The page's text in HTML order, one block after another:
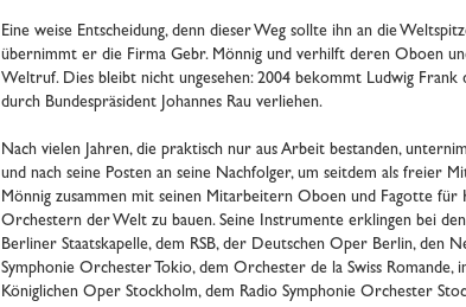
Eine weise Entscheidung, denn dieser Weg sollte ihn an die
übernimmt er die Firma Gebr. Mönnig und verhilft deren Oboen
Weltruf. Dies bleibt nicht ungesehen: 2004 bekommt Ludwig
durch Bundespräsident Johannes Rau verliehen.
Nach vielen Jahren, die praktisch nur aus Arbeit bestanden,
und nach seine Posten an seine Nachfolger, um seitdem als freier
Mönnig zusammen mit seinen Mitarbeitern Oboen und Fagotte für
Orchestern der Welt zu bauen. Seine Instrumente erklingen bei
Berliner Staatskapelle, dem RSB, der Deutschen Oper Berlin, den
Symphonie Orchester Tokio, dem Orchester de la Swiss
Königlichen Oper Stockholm, dem Radio Symphonie Orchester